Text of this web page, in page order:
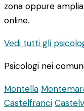
zona oppure
online.
Vedi tutti gli
Psicologi nei
Montella
Castelfranci